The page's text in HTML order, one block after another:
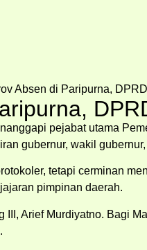
pejabat utama
gubernur, wakil
tetapi cerminan
pimpinan daerah.
Arief Murdiyatno. Bagi